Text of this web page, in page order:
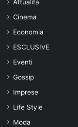
Attualità
Cinema
Economia
ESCLUSIVE
Eventi
Gossip
Imprese
Life Style
Moda